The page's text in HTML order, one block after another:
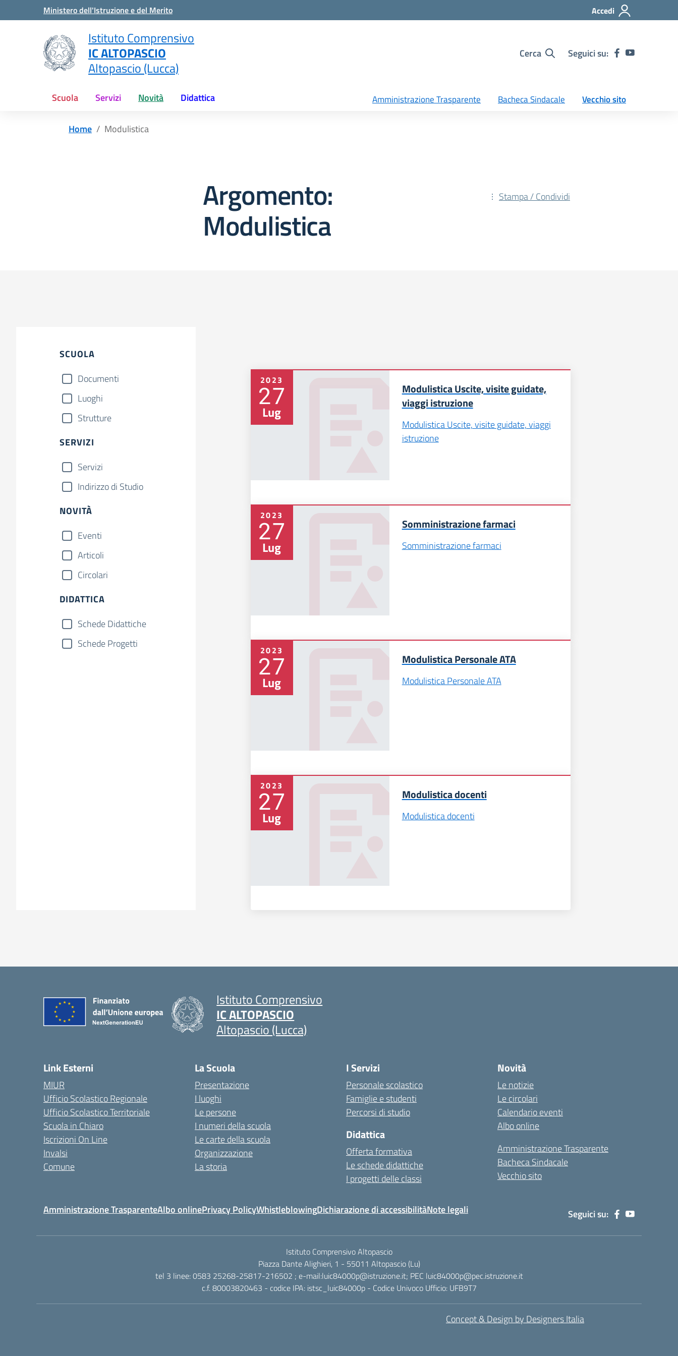
Vai ai contenuti
Vai al menu di navigazione
Ministero dell'Istruzione e del Merito Accedi
Istituto Comprensivo
IC ALTOPASCIO
Altopascio (Lucca)
Cerca Seguici su:
Scuola Servizi Novità Didattica Amministrazione Trasparente Bacheca Sindacale Vecchio sito
Home Modulistica
Argomento:
Modulistica
Stampa / Condividi
SCUOLA
Documenti
Luoghi
Strutture
SERVIZI
Servizi
Indirizzo di Studio
NOVITÀ
Eventi
Articoli
Circolari
DIDATTICA
Schede Didattiche
Schede Progetti
2023
27
Lug
Modulistica Uscite, visite guidate,
viaggi istruzione
Modulistica Uscite, visite guidate, viaggi
istruzione
2023
27
Lug
Somministrazione farmaci
Somministrazione farmaci
2023
27
Lug
Modulistica Personale ATA
Modulistica Personale ATA
2023
27
Lug
Modulistica docenti
Modulistica docenti
Istituto Comprensivo
IC ALTOPASCIO
Altopascio (Lucca)
Link Esterni
MIUR
Ufficio Scolastico Regionale
Ufficio Scolastico Territoriale
Scuola in Chiaro
Iscrizioni On Line
Invalsi
Comune
La Scuola
Presentazione
I luoghi
Le persone
I numeri della scuola
Le carte della scuola
Organizzazione
La storia
I Servizi
Personale scolastico
Famiglie e studenti
Percorsi di studio
Didattica
Offerta formativa
Le schede didattiche
I progetti delle classi
Novità
Le notizie
Le circolari
Calendario eventi
Albo online
Amministrazione Trasparente
Bacheca Sindacale
Vecchio sito
Amministrazione TrasparenteAlbo onlinePrivacy PolicyWhistleblowingDichiarazione di accessibilitàNote legali Seguici su:
Istituto Comprensivo Altopascio
Piazza Dante Alighieri, 1 - 55011 Altopascio (Lu)
tel 3 linee: 0583 25268-25817-216502 ; e-mail:luic84000p@istruzione.it; PEC luic84000p@pec.istruzione.it
c.f. 80003820463 - codice IPA: istsc_luic84000p - Codice Univoco Ufficio: UFB9T7
Concept & Design by Designers Italia